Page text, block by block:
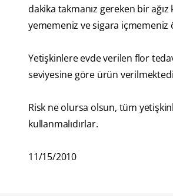
dakika takmanız gereken bir
yememeniz ve sigara içmemeniz
Yetişkinlere evde verilen flor
seviyesine göre ürün
Risk ne olursa olsun, tüm
kullanmalıdırlar.
11/15/2010